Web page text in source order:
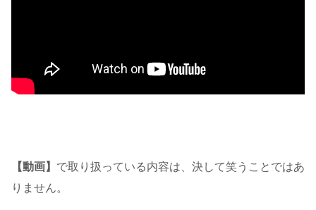
【動画】 で取り扱っている内容は、決して笑うことではあ
りません。